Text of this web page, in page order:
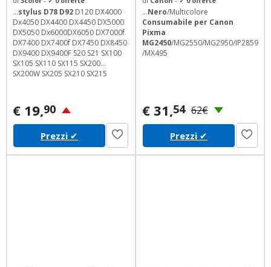
...stylus D78 D92 D120 DX4000
Dx4050 DX4400 DX4450 DX5000
DX5050 Dx6000DX6050 DX7000f
DX7400 DX7400f DX7450 DX8450
DX9400 DX9400F S20 S21 SX100
SX105 SX110 SX115 SX200
SX200W SX205 SX210 SX215
SX600FW SX610 Sx610W B40W
BX300F BX310 BX310F BX600FW
BX610FW 8x nero 4x ciano 4x
magenta 4x Giallo
€ 19,90
Prezzi ✔
...Nero/Multicolore
Consumabile per Canon
Pixma
MG2450/MG2550/MG2950/IP2859
/MX495
€ 31,54 62€
Prezzi ✔